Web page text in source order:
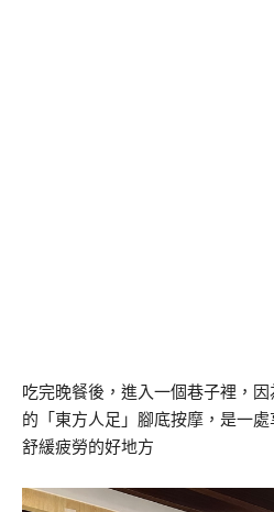
吃完晚餐後，進入一個巷子裡，
的「東方人足」腳底按摩，是一
舒緩疲勞的好地方